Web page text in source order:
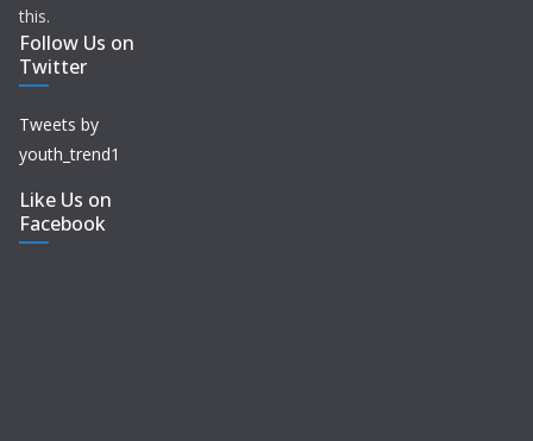
this.
Follow Us on
Twitter
Tweets by
youth_trend1
Like Us on
Facebook